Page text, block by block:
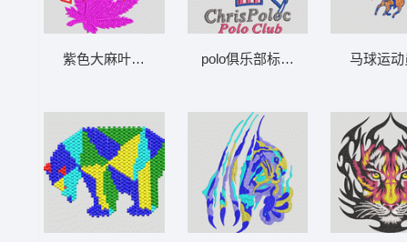
紫色大麻叶图案标志 男装polo俱乐部标志设计 男装马球运